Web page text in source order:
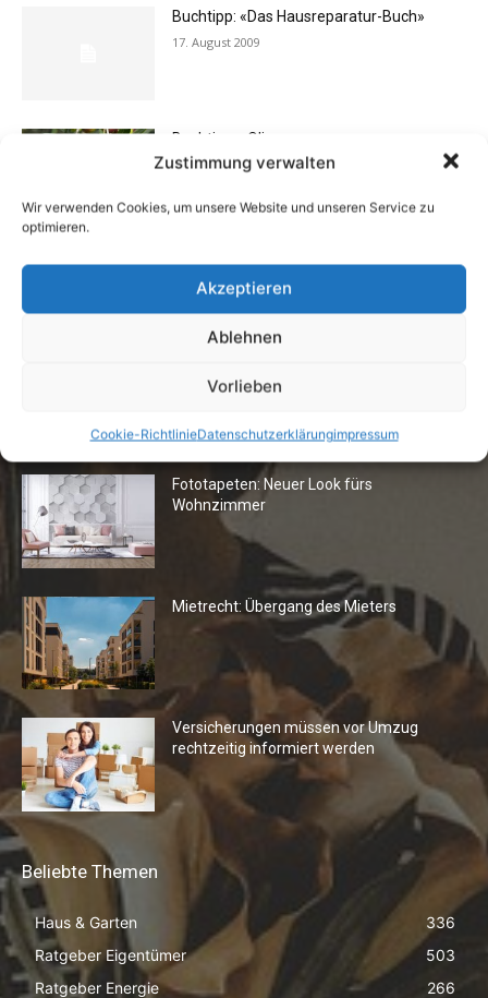
Zustimmung verwalten
Wir verwenden Cookies, um unsere Website und unseren Service zu
optimieren.
Akzeptieren
Ablehnen
Vorlieben
Cookie-RichtlinieDatenschutzerklärungimpressum
Buchtipp: «Das Hausreparatur-Buch»
17. August 2009
Buchtipp: «Oliven»
13. Januar 2021
Vermieter aufgepasst: Wenn Mieter ihre
Einrichtung zurücklassen
Die Redaktion empfiehlt
Fototapeten: Neuer Look fürs
Wohnzimmer
Mietrecht: Übergang des Mieters
Versicherungen müssen vor Umzug
rechtzeitig informiert werden
Beliebte Themen
Haus & Garten
336
Ratgeber Eigentümer
503
Ratgeber Energie
266